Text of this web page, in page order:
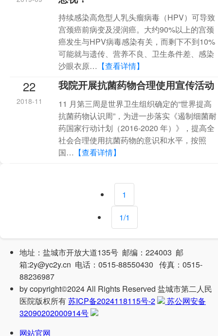
持续感染高危型人乳头瘤病毒（HPV）可导致
宫颈癌前病变及浸润癌。大约90%以上的宫颈
癌发生与HPV病毒感染有关，而剩下不到10%
可能就与遗传、营养不良、卫生条件差、感染
沙眼衣原… 【查看详情】
22
2018-11
我院开展抗菌药物合理使用宣传活动
11 月第三周是世界卫生组织确定的“世界提高
抗菌药物认识周”，为进一步落实《遏制细菌耐
药国家行动计划（2016-2020 年）》，提高全
社会合理使用抗菌药物的意识和水平，按照
国… 【查看详情】
1
1/1
地址：盐城市开放大道135号 邮编：224003 邮
箱:2y@yc2y.cn 电话：0515-88550430 传真：0515-
88236987
bycopyright©2024 All Rights Reserved 盐城市第二人民
医院版权所有苏ICP备2024118115号-2
苏公网安备
32090202000914号
网站官网